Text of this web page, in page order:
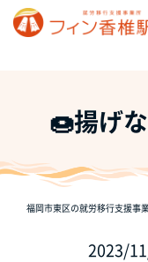
🍩揚げ
福岡市東区の就労移行支援事
2023/